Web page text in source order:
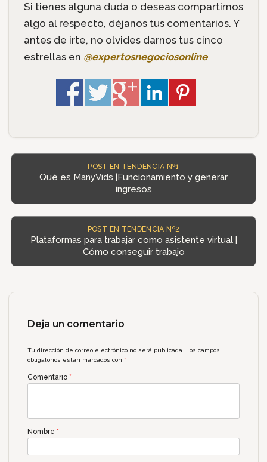
Si tienes alguna duda o deseas compartirnos
algo al respecto, déjanos tus comentarios. Y
antes de irte, no olvides darnos tus cinco
estrellas en @expertosnegociosonline
POST EN TENDENCIA Nº1
Qué es ManyVids |Funcionamiento y generar
ingresos
POST EN TENDENCIA Nº2
Plataformas para trabajar como asistente virtual |
Cómo conseguir trabajo
Deja un comentario
Tu dirección de correo electrónico no será publicada. Los campos
obligatorios están marcados con*
Comentario *
Nombre *